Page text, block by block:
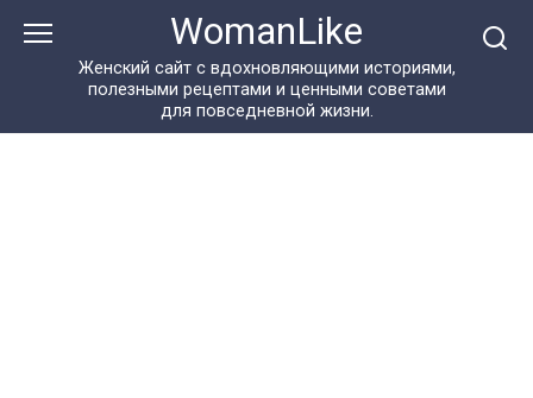
WomanLike
Женский сайт с вдохновляющими историями,
полезными рецептами и ценными советами
для повседневной жизни.